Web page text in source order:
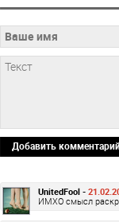
Добавить
UnitedFool -
ИМХО смысл